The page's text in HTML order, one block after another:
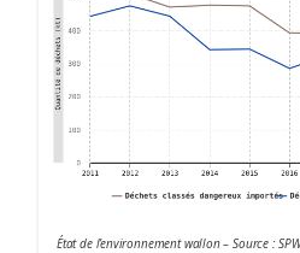
État de l’environnement wallon – Source :